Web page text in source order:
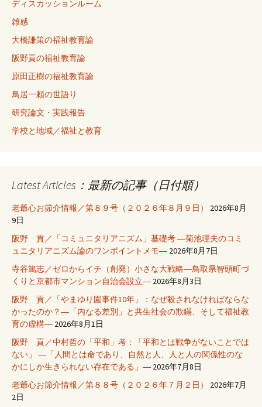
ディスカッションルーム
雑感
大橋謙策の福祉教育論
阪野貢の福祉教育論
原田正樹の福祉教育論
鳥居一頼の世語り
研究論文・実践報告
学校と地域／福祉と教育
Latest Articles：最新の記事（日付順）
老爺心お節介情報／第８９号（２０２６年８月９日）
2026年8月
9日
阪野 貢／「コミュニタリアニズム」基礎考 ―菊池理夫のコミ
ュニタリアニズム論のワンポイントメモ― 2026年8月7日
寺谷篤志／ゼロからイチ（創発）小さな大戦略―鳥取県智頭町づ
くりと京都市マンション自治会設立― 2026年8月3日
阪野 貢／「やまゆり園事件10年」：なぜ殺されなければならな
かったのか？―「内なる差別」と共生社会の欺瞞、そして福祉教
育の虚構― 2026年8月1日
阪野 貢／中村哲の「平和」考：「平和とは戦争がないことでは
ない」 ―「人間とは命であり、自然と人、人と人の関係性のな
かにしか生きられない存在である」― 2026年7月8日
老爺心お節介情報／第８８号（２０２６年７月２日）
2026年7月
2日